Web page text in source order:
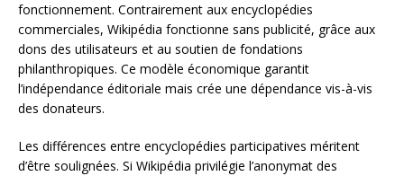
fonctionnement. Contrairement aux encyclopédies
commerciales, Wikipédia fonctionne sans publicité, grâce aux
dons des utilisateurs et au soutien de fondations
philanthropiques. Ce modèle économique garantit
l’indépendance éditoriale mais crée une dépendance vis-à-vis
des donateurs.
Les différences entre encyclopédies participatives méritent
d’être soulignées. Si Wikipédia privilégie l’anonymat des